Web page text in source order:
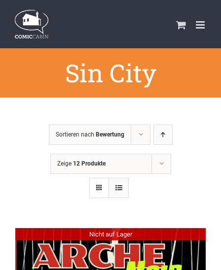
Inhalt
springen
Sin City
Sortieren nach Bewertung
Zeige 12 Produkte
Nicht auf Lager